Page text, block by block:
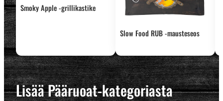
Smoky Apple -grillikastike
Slow Food RUB -mausteseos
Lisää Pääruoat-kategoriasta